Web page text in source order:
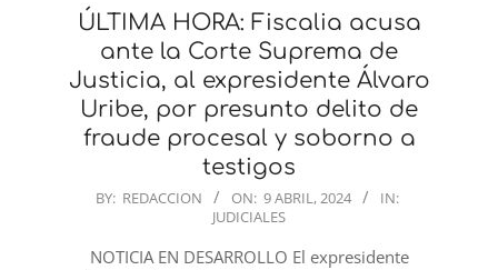
ÚLTIMA HORA: Fiscalia acusa
ante la Corte Suprema de
Justicia, al expresidente Álvaro
Uribe, por presunto delito de
fraude procesal y soborno a
testigos
2024-
BY: REDACCION ON: 9 ABRIL, 2024
IN:
JUDICIALES
NOTICIA EN DESARROLLO El expresidente